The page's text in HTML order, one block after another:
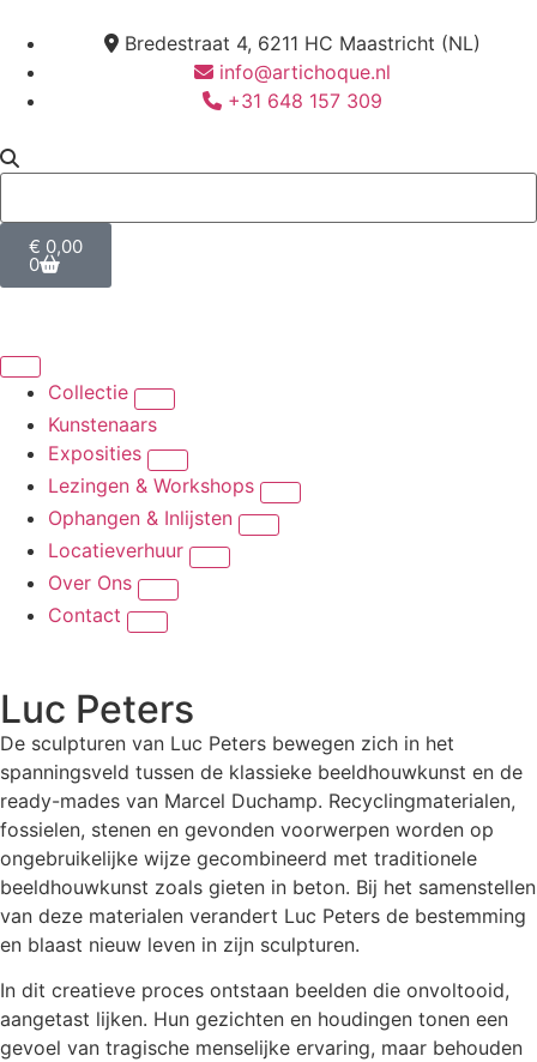
Bredestraat 4, 6211 HC Maastricht (NL)
info@artichoque.nl
+31 648 157 309
€ 0,00
0
Collectie
Kunstenaars
Exposities
Lezingen & Workshops
Ophangen & Inlijsten
Locatieverhuur
Over Ons
Contact
Luc Peters
De sculpturen van Luc Peters bewegen zich in het
spanningsveld tussen de klassieke beeldhouwkunst en de
ready-mades van Marcel Duchamp. Recyclingmaterialen,
fossielen, stenen en gevonden voorwerpen worden op
ongebruikelijke wijze gecombineerd met traditionele
beeldhouwkunst zoals gieten in beton. Bij het samenstellen
van deze materialen verandert Luc Peters de bestemming
en blaast nieuw leven in zijn sculpturen.
In dit creatieve proces ontstaan beelden die onvoltooid,
aangetast lijken. Hun gezichten en houdingen tonen een
gevoel van tragische menselijke ervaring, maar behouden